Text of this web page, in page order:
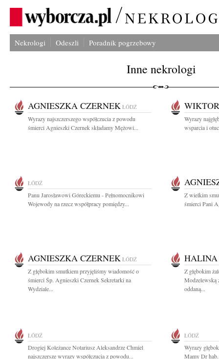
Nekrologi Odeszli Poradnik pogrzebowy
Inne nekrologi
AGNIESZKA CZERNEK ŁÓDŹ
Wyrazy najszczerszego współczucia z powodu
śmierci Agnieszki Czernek składamy Mężowi...
Wyrazy
wsparcia i
ŁÓDŹ
Panu Jarosławowi Góreckiemu - Pełnomocnikowi
Wojewody na rzecz współpracy pomiędzy...
Z wielkim
śmierci Pani
AGNIESZKA CZERNEK ŁÓDŹ
Z głębokim smutkiem przyjęliśmy wiadomość o
śmierci Śp. Agnieszki Czernek Sekretarki na
Wydziale...
HALINA
Z głębokim
Modzelewską
oddaną...
ŁÓDŹ
Drogiej Koleżance Notariusz Aleksandrze Chmiel
najszczersze wyrazy współczucia z powodu...
ŁÓDŹ
Wyrazy
Mamy Dr